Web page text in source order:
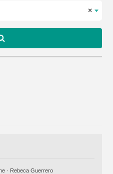
×
· Rebeca Guerrero